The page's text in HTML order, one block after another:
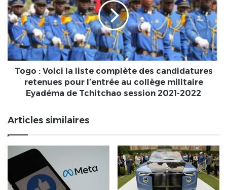
liste
complète
des
candidatures
retenues
pour
l’entrée
de
Tchitchao
session
2021-
Togo : Voici la liste complète des candidatures
retenues pour l’entrée au collège militaire
Eyadéma de Tchitchao session 2021-2022
Articles similaires